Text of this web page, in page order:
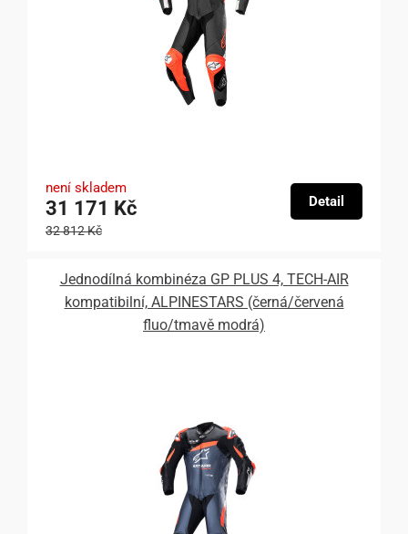
není skladem
31 171 Kč
32 812 Kč
Detail
Jednodílná kombinéza GP PLUS 4, TECH-AIR
kompatibilní, ALPINESTARS (černá/červená
fluo/tmavě modrá)